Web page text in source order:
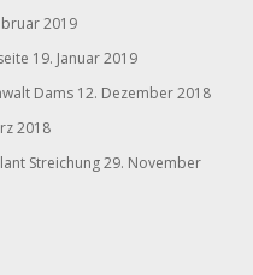
2019
19. Januar 2019
Dams 12. Dezember 2018
2018
Streichung29. November